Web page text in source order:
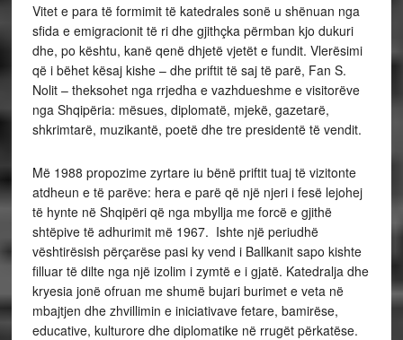
Vitet e para të formimit të katedrales sonë u shënuan nga
sfida e emigracionit të ri dhe gjithçka përmban kjo dukuri
dhe, po kështu, kanë qenë dhjetë vjetët e fundit. Vlerësimi
që i bëhet kësaj kishe – dhe priftit të saj të parë, Fan S.
Nolit – theksohet nga rrjedha e vazhdueshme e visitorëve
nga Shqipëria: mësues, diplomatë, mjekë, gazetarë,
shkrimtarë, muzikantë, poetë dhe tre presidentë të vendit.
Më 1988 propozime zyrtare iu bënë priftit tuaj të vizitonte
atdheun e të parëve: hera e parë që një njeri i fesë lejohej
të hynte në Shqipëri që nga mbyllja me forcë e gjithë
shtëpive të adhurimit më 1967. Ishte një periudhë
vështirësish përçarëse pasi ky vend i Ballkanit sapo kishte
filluar të dilte nga një izolim i zymtë e i gjatë. Katedralja dhe
kryesia jonë ofruan me shumë bujari burimet e veta në
mbajtjen dhe zhvillimin e iniciativave fetare, bamirëse,
educative, kulturore dhe diplomatike në rrugët përkatëse.